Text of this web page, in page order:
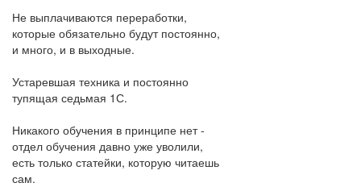
Не выплачиваются переработки,
которые обязательно будут постоянно,
и много, и в выходные.
Устаревшая техника и постоянно
тупящая седьмая 1С.
Никакого обучения в принципе нет -
отдел обучения давно уже уволили,
есть только статейки, которую читаешь
сам.